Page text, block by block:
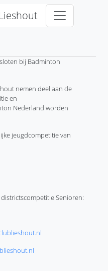
bij Badminton
nemen deel aan de
en
Nederland worden
jeugdcompetitie van
Senioren: